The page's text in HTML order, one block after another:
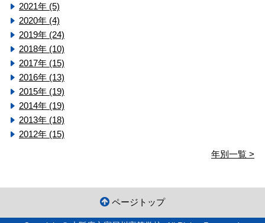
2021年 (5)
2020年 (4)
2019年 (24)
2018年 (10)
2017年 (15)
2016年 (13)
2015年 (19)
2014年 (19)
2013年 (18)
2012年 (15)
年別一覧 >
ページトップ